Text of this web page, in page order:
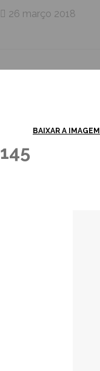
26 março 2018
145
BAIXAR A IMAGEM